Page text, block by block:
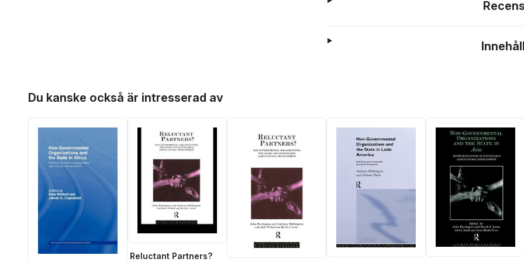
Du kanske också är intresserad av
Reluctant Partners?